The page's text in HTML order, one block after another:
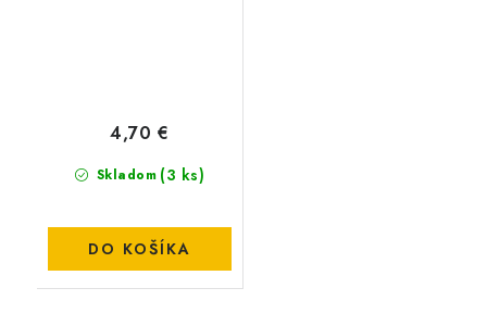
Skladom (3 ks)
4,70 €
DO KOŠÍKA